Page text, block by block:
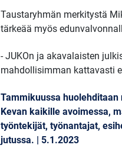
Taustaryhmän merkitystä
tärkeää myös
- JUKOn ja akavalaisten
mahdollisimman kattavasti
Tammikuussa
Kevan kaikille avoimessa,
työntekijät, työnantajat,
jutussa. | 5.1.2023